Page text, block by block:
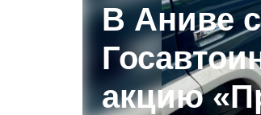
В Аниве
акцию